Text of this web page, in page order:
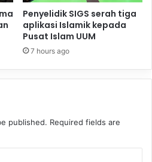
Penyelidik SIGS serah tiga
aplikasi Islamik kepada
Pusat Islam UUM
7 hours ago
published. Required fields are